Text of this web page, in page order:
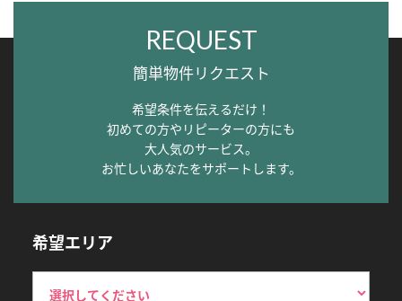
REQUEST
簡単物件リクエスト
希望条件を伝えるだけ！
初めての方やリピーターの方にも
大人気のサービス。
お忙しいあなたをサポートします。
希望エリア